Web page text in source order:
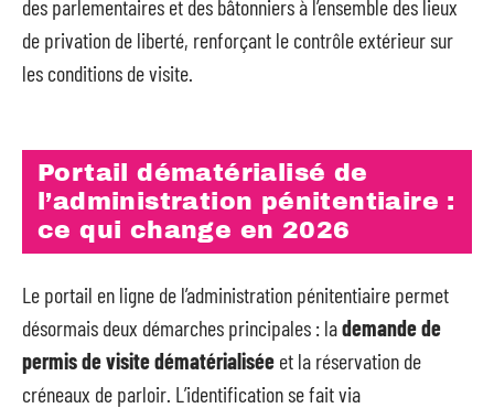
des parlementaires et des bâtonniers à l’ensemble des lieux
de privation de liberté, renforçant le contrôle extérieur sur
les conditions de visite.
Portail dématérialisé de
l’administration pénitentiaire :
ce qui change en 2026
Le portail en ligne de l’administration pénitentiaire permet
désormais deux démarches principales : lademande de
permis de visite dématérialisée et la réservation de
créneaux de parloir. L’identification se fait via